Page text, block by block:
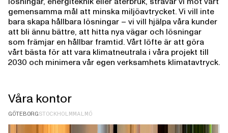
gemensamma mål att minska miljöavtrycket. Vi vill inte
bara skapa hållbara lösningar – vi vill hjälpa våra kunder
att bli ännu bättre, att hitta nya vägar och lösningar
som främjar en hållbar framtid. Vårt löfte är att göra
vårt bästa för att vara klimatneutrala i våra projekt till
2030 och minimera vår egen verksamhets klimatavtryck.
Våra kontor
GÖTEBORGSTOCKHOLMMALMÖ